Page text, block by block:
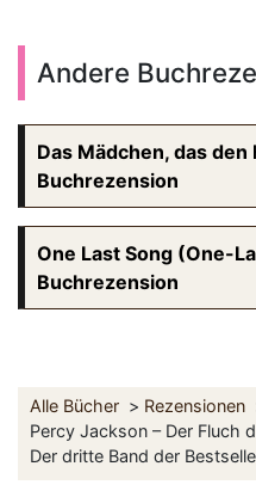
Andere
Das Mädchen, das
Buchrezension
One Last Song (One-
Buchrezension
Alle Bücher
Rezensionen
Percy Jackson – Der Fluch
Der dritte Band der